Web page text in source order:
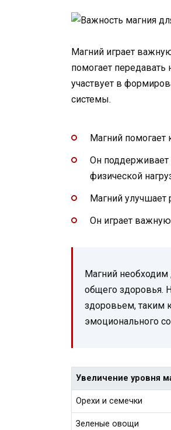
Магний играет
помогает
участвует в
системы.
Магний помогает
Он поддерживает
физической
Магний улучшает
Он играет
Магний
общего здоровья.
здоровьем, таким
эмоционального
Увеличение уровня
Орехи и семечки
Зеленые овощи